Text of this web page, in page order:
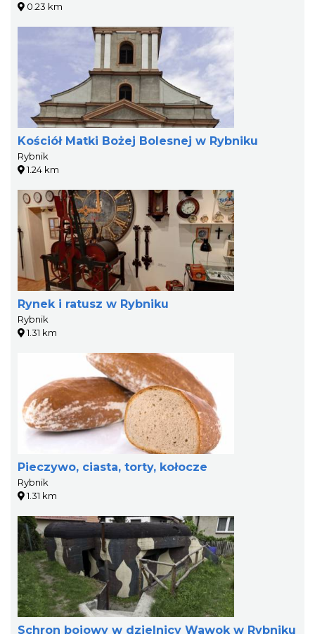
0.23 km
Kościół Matki Bożej Bolesnej w Rybniku
Rybnik
1.24 km
Rynek i ratusz w Rybniku
Rybnik
1.31 km
Pieczywo, ciasta, torty, kołocze
Rybnik
1.31 km
Schron bojowy w dzielnicy Wawok w Rybniku